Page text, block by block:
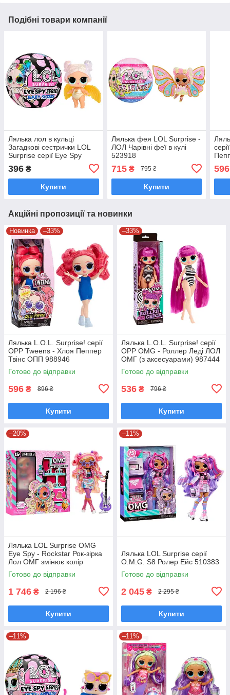
Подібні товари компанії
Лялька лол в кульці
Загадкові сестрички LOL
Surprise серії Eye Spy
396 ₴
Купити
Лялька фея LOL Surprise -
ЛОЛ Чарівні феї в кулі
523918
715₴ 795 ₴
Купити
596
Акційні пропозиції та новинки
Новинка –33%
Лялька L.O.L. Surprise! серії
OPP Tweens - Хлоя Пеппер
Твінс ОПП 988946
Готово до відправки
596 ₴ 896 ₴
Купити
–33%
Лялька L.O.L. Surprise! серії
OPP OMG - Роллер Леді ЛОЛ
ОМГ (з аксесуарами) 987444
Готово до відправки
536 ₴ 796 ₴
Купити
–20%
Лялька LOL Surprise OMG
Eye Spy - Rockstar Рок-зірка
Лол ОМГ змінює колір
542681
Готово до відправки
1 746 ₴ 2 196 ₴
Купити
–11%
Лялька LOL Surprise серії
O.M.G. S8 Ролер Ейс 510383
Готово до відправки
2 045 ₴ 2 295 ₴
Купити
–11% –11%